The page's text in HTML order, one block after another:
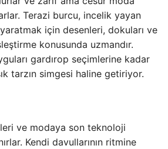
Terazi burcu, incelik yayan
için desenleri, dokuları ve
konusunda uzmandır.
gardırop seçimlerine kadar
tarzın simgesi haline getiriyor.
ve modaya son teknoloji
Kendi davullarının ritmine